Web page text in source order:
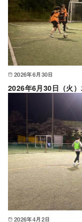
2026年6月30日
2026年6月30日（火
2026年4月2日